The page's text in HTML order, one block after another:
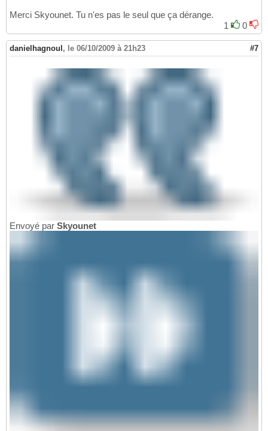
Merci Skyounet. Tu n'es pas le seul que ça dérange.
1
0
danielhagnoul , le 06/10/2009 à 21h23 #7
Envoyé par Skyounet